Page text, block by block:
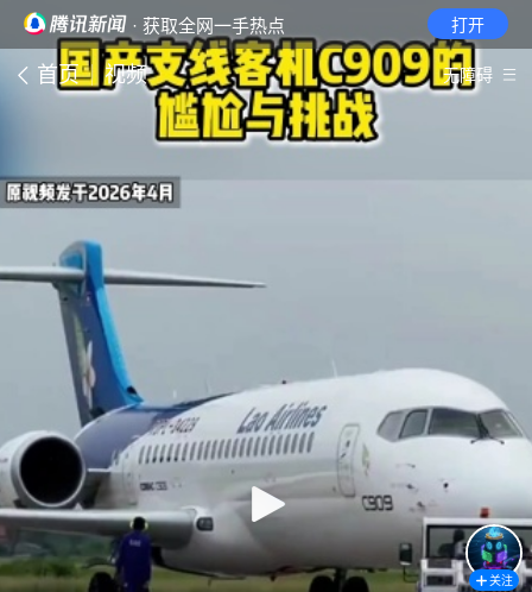
· 获取全网一手热点 打开
首页 视频 无障碍
关注